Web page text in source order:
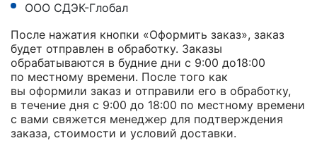
ООО СДЭК-Глобал
После нажатия кнопки «Оформить заказ», заказ
будет отправлен в обработку. Заказы
обрабатываются в будние дни с 9:00 до18:00
по местному времени. После того как
вы оформили заказ и отправили его в обработку,
в течение дня с 9:00 до 18:00 по местному времени
с вами свяжется менеджер для подтверждения
заказа, стоимости и условий доставки.